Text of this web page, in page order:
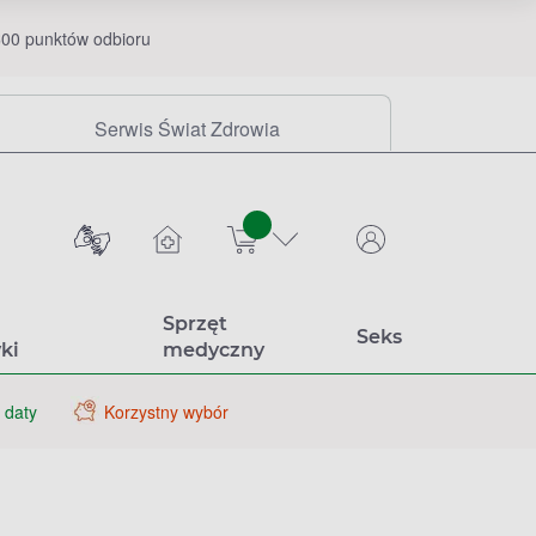
punktów odbioru
Serwis Świat Zdrowia
sztuk
Sprzęt
medyczny
Seks
daty Korzystny wybór